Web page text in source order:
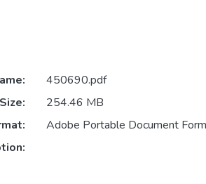
450690.pdf
Size:
254.46 MB
Adobe Portable Document